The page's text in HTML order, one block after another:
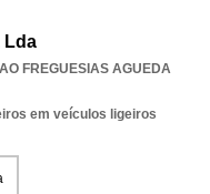
Lda
FREGUESIAS AGUEDA
em veículos ligeiros